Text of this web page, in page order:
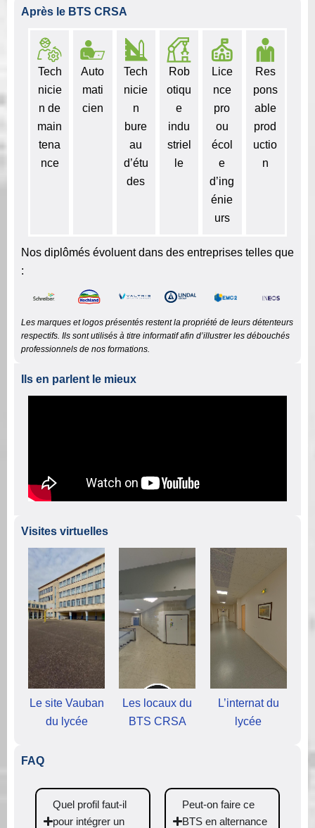
Après le BTS CRSA
Tech
nicie
n de
main
tena
nce
Auto
mati
cien
Tech
nicie
n
bure
au
d’étu
des
Rob
otiqu
e
indu
striel
le
Lice
nce
pro
ou
écol
e
d’ing
énie
urs
Res
pons
able
prod
uctio
n
Nos diplômés évoluent dans des entreprises telles que
:
Les marques et logos présentés restent la propriété de leurs détenteurs
respectifs. Ils sont utilisés à titre informatif afin d’illustrer les débouchés
professionnels de nos formations.
Ils en parlent le mieux
Visites virtuelles
Le site Vauban
du lycée
Les locaux du
BTS CRSA
L’internat du
lycée
FAQ
Quel profil faut-il
pour intégrer un
Peut-on faire ce
BTS en alternance